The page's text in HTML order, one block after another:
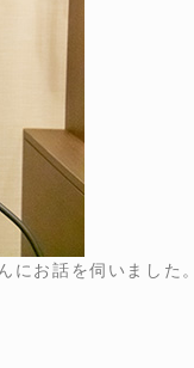
にお話を伺いました。